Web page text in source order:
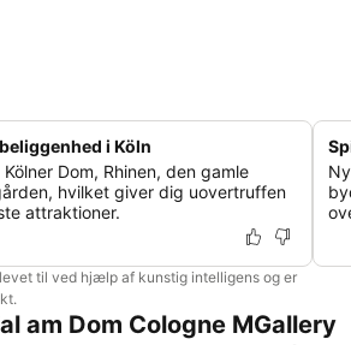
i Köln
Dom, Rhinen, den gamle
hvilket giver dig uovertruffen
attraktioner.
til ved hjælp af kunstig intelligens og er
am Dom Cologne MGallery